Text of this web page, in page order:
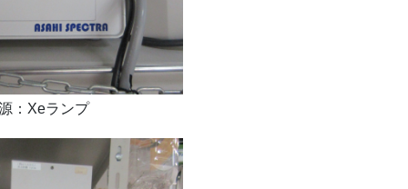
：Xeランプ